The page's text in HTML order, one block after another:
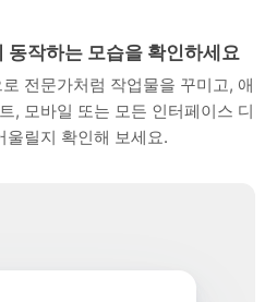
동작하는 모습을 확인하세요
전문가처럼 작업물을 꾸미고, 애
, 모바일 또는 모든 인터페이스 디
울릴지 확인해 보세요.